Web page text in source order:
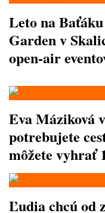
Leto na
Garden v
open-air
Eva Máziková
potrebujete
môžete vyhrať
Ľudia chcú od